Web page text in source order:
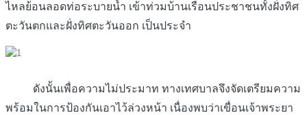
ไหลย้อนลอดท่อระบายน้ำ เข้าท่วมบ้านเรือนประชาชนทั้งฝั่งทิศ
ตะวันตกและฝั่งทิศตะวันออก เป็นประจำ
ดังนั้นเพื่อความไม่ประมาท ทางเทศบาลจึงจัดเตรียมความ
พร้อมในการป้องกันเอาไว้ล่วงหน้า เนื่องพบว่าเขื่อนเจ้าพระยา